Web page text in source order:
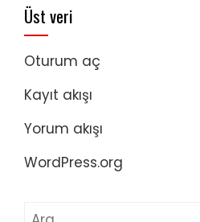
Üst veri
Oturum aç
Kayıt akışı
Yorum akışı
WordPress.org
Arama: